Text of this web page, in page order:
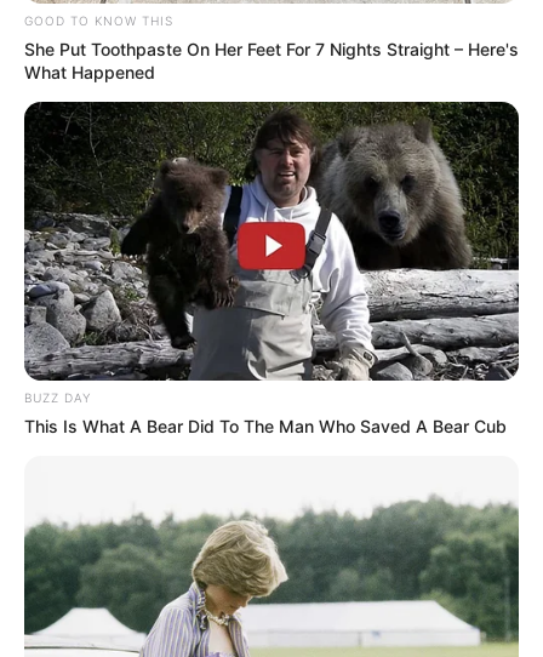
GOOD TO KNOW THIS
She Put Toothpaste On Her Feet For 7 Nights Straight – Here's
What Happened
BUZZ DAY
This Is What A Bear Did To The Man Who Saved A Bear Cub